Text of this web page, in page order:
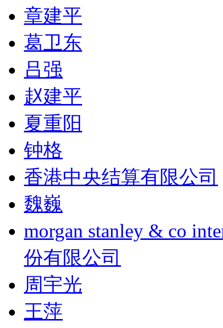
章建平
葛卫东
吕强
赵建平
夏重阳
钟格
香港中央结算有限公司
魏巍
morgan stanley & co
份有限公司
周宇光
王萍